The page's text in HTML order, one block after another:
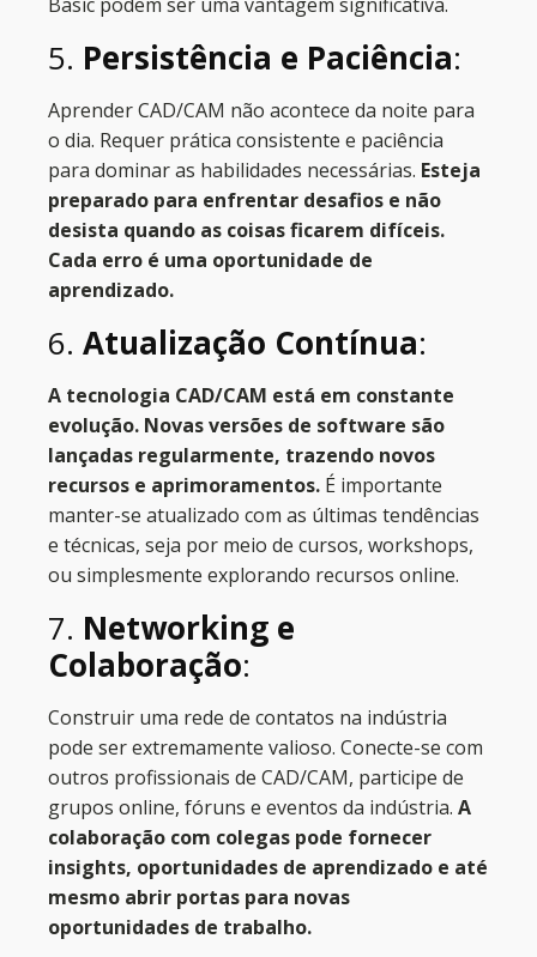
5. Persistência e Paciência:
Aprender CAD/CAM não acontece da noite para
o dia. Requer prática consistente e paciência
para dominar as habilidades necessárias. Esteja
preparado para enfrentar desafios e não
desista quando as coisas ficarem difíceis.
Cada erro é uma oportunidade de
aprendizado.
6. Atualização Contínua:
A tecnologia CAD/CAM está em constante
evolução. Novas versões de software são
lançadas regularmente, trazendo novos
recursos e aprimoramentos. É importante
manter-se atualizado com as últimas tendências
e técnicas, seja por meio de cursos, workshops,
ou simplesmente explorando recursos online.
7. Networking e
Colaboração:
Construir uma rede de contatos na indústria
pode ser extremamente valioso. Conecte-se com
outros profissionais de CAD/CAM, participe de
grupos online, fóruns e eventos da indústria. A
colaboração com colegas pode fornecer
insights, oportunidades de aprendizado e até
mesmo abrir portas para novas
oportunidades de trabalho.